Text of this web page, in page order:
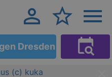
Dresden